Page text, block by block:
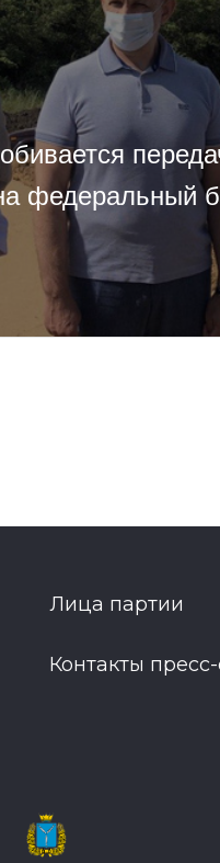
федеральный
Лица партии
Контакты